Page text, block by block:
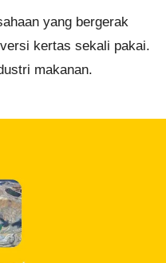
yang bergerak
kertas sekali pakai.
makanan.